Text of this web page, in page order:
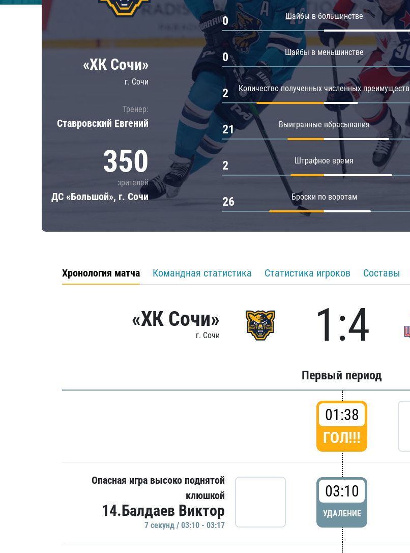
Локомотив
ЦСКА
Шанхайские Драконы
Амур
Барыс
Салават Юлаев
«ХК Сочи»
г. Сочи
Тренер:
Ставровский Евгений
350
зрителей
ДС «Большой», г. Сочи
Шайбы в большинстве
0
Шайбы в меньшинстве
0
Количество полученных численных преимуществ
2
Выигранные вбрасывания
21
Штрафное время
2
Броски по воротам
26
Хронология матча Командная статистика Статистика игроков Составы
«ХК Сочи»
г. Сочи 1:4
Первый период
01:38
ГОЛ!!!
Опасная игра высоко поднятой
клюшкой
14.Балдаев Виктор
7 секунд / 03:10 - 03:17
03:10
УДАЛЕНИЕ